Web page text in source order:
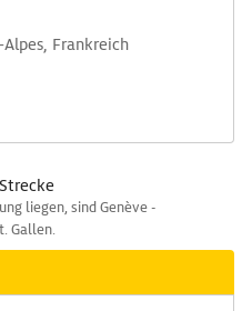
Alpes, Frankreich
liegen, sind Genève -
Gallen.